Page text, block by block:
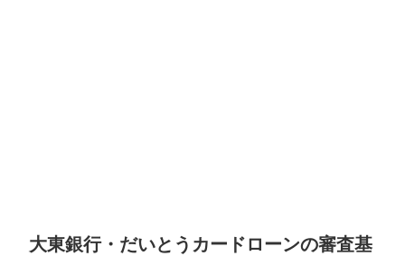
大東銀行・だいとうカードローンの審査基